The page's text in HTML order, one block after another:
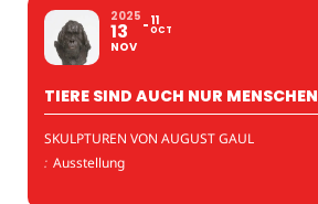
2025
13
NOV
11
OCT
TIERE SIND AUCH NUR MENSCHEN
SKULPTUREN VON AUGUST GAUL
: Ausstellung